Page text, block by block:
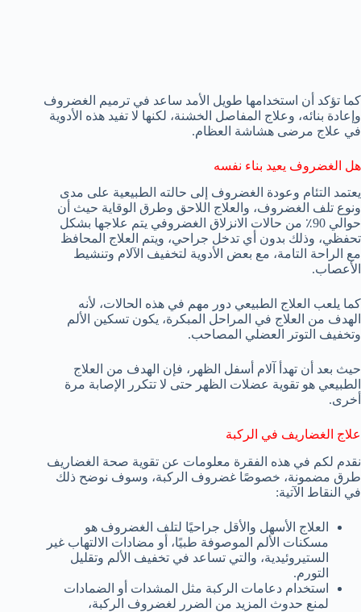
كما تؤكد أن استخدامها طويل الأمد ساعد في ترميم الغضروف
وإعادة بنائه، وعلاج المفاصل الخشنة، لكنها لا تفيد هذه الأدوية
في علاج مرضى هشاشة العظام.
هل الغضروف يعيد بناء نفسه
يعتمد التئام وعودة الغضروف إلى حالته الطبيعية على مدى
ونوع تلف الغضروف، والعلاج اللاحق وطرق الوقاية حيث أن
حوالي 90٪ من حالات الانزلاق الغضروفي يتم علاجها بشكل
تحفظي، وذلك بدون أي تدخل جراحي، ويتم العلاج المحافظ
مع الراحة التامة، مع بعض الأدوية لتخفيف الآلام وتنشيط
الأعصاب.
كما يلعب العلاج الطبيعي دور مهم في هذه الحالات، لأنه
الهدف من العلاج في المراحل المبكرة، يكون تسكين الألم
وتخفيف التوتر العضلي المصاحب.
حيث بعد أن تهدأ آلام أسفل الظهر، فإن الهدف من العلاج
الطبيعي هو تقوية عضلات الظهر حتى لا تتكرر الإصابة مرة
أخرى.
علاج الغضاريف في الركبة
نقدم لكم في هذه الفقرة معلومات عن تقوية صحة الغضاريف
طرق مضمونة، خصوصًا غضروف الركبة، وسوف نوضح ذلك
في النقاط الآتية:
العلاج الأسهل والأقل جراحيًا لتلف الغضروف هو
مسكنات الألم الموصوفة طبيًا، أو مضادات الالتهاب غير
الستيروئيدية، والتي تساعد في تخفيف الألم وتقليل
التورم.
استخدام دعامات الركبة مثل المشدات أو الضمادات
لمنع حدوث المزيد من الضرر لغضروف الركبة،